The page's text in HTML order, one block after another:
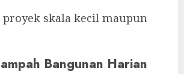
proyek skala kecil maupun
Bangunan Harian